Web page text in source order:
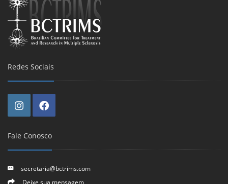
Redes Sociais
Fale Conosco
secretaria@bctrims.com
Deixe sua mensagem